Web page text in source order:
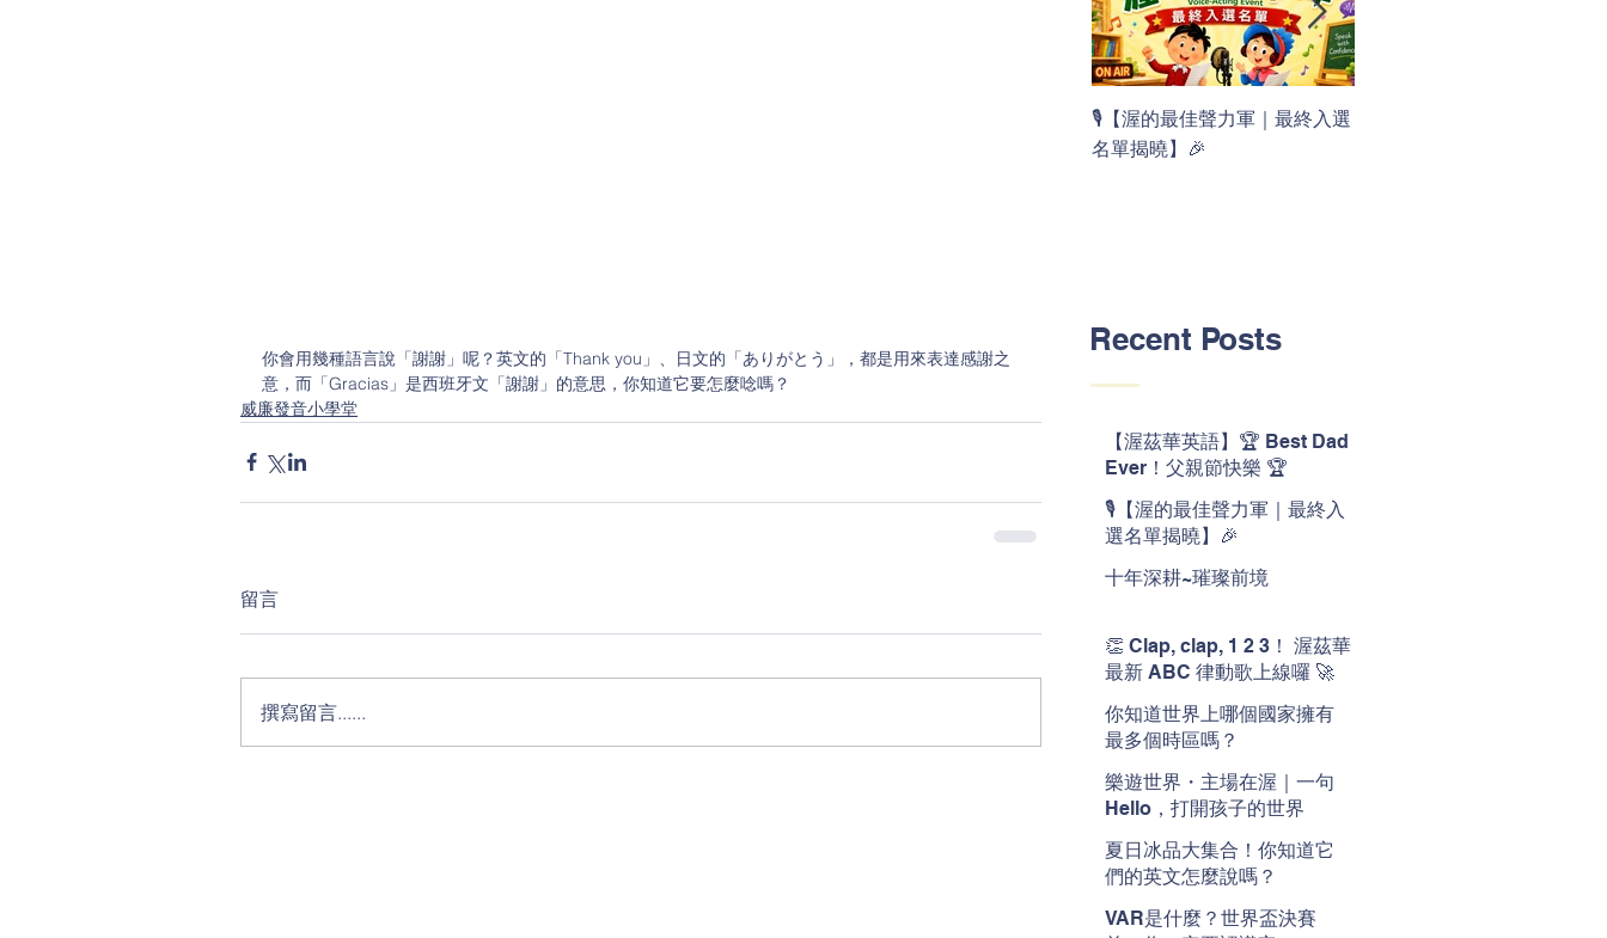
🎙️【渥的最佳聲力軍｜最終入選
名單揭曉】🎉
Recent Posts
【渥茲華英語】🏆 Best Dad
Ever！父親節快樂 🏆
🎙️【渥的最佳聲力軍｜最終入
選名單揭曉】🎉
十年深耕~璀璨前境
👏 Clap, clap, 1 2 3！ 渥茲華
最新 ABC 律動歌上線囉 🚀
你知道世界上哪個國家擁有
最多個時區嗎？
樂遊世界・主場在渥｜一句
Hello，打開孩子的世界
夏日冰品大集合！你知道它
們的英文怎麼說嗎？
VAR是什麼？世界盃決賽
你會用幾種語言說「謝謝」呢？英文的「Thank you」、日文的「ありがとう」，都是用來表達感謝之
意，而「Gracias」是西班牙文「謝謝」的意思，你知道它要怎麼唸嗎？
威廉發音小學堂
留言
撰寫留言......